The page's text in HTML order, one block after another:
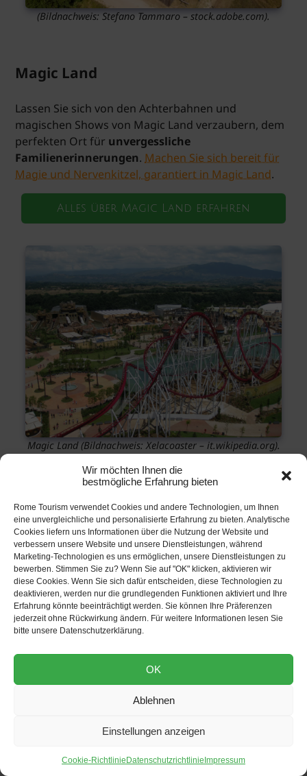
Wir möchten Ihnen die
bestmögliche Erfahrung bieten
Rome Tourism verwendet Cookies und andere Technologien, um Ihnen
eine unvergleichliche und personalisierte Erfahrung zu bieten. Analytische
Cookies liefern uns Informationen über die Nutzung der Website und
verbessern unsere Website und unsere Dienstleistungen, während
Marketing-Technologien es uns ermöglichen, unsere Dienstleistungen zu
bewerben. Stimmen Sie zu? Wenn Sie auf "OK" klicken, aktivieren wir
diese Cookies. Wenn Sie sich dafür entscheiden, diese Technologien zu
deaktivieren, werden nur die grundlegenden Funktionen aktiviert und Ihre
Erfahrung könnte beeinträchtigt werden. Sie können Ihre Präferenzen
jederzeit ohne Rückwirkung ändern. Für weitere Informationen lesen Sie
bitte unsere Datenschutzerklärung.
OK
Ablehnen
Einstellungen anzeigen
Cookie-Richtlinie Datenschutzrichtlinie Impressum
(Bildnachweis: Stefano Tammaro – stock.adobe.com).
Magic Land
Lassen Sie sich von den Achterbahnen und
magischen Shows von Magic Land verzaubern, dem
perfekten Ort für unvergessliche
Familienerinnerungen. Machen Sie sich bereit für
Magie und Nervenkitzel, garantiert in Magic Land.
Alles über Magic Land erfahren
Magic Land (Bildnachweis: Xelacoaster – it.wikipedia.org).
Zoomarine
Tauchen Sie ein in die Welt der Meere mit lehrreichen
Delfin- und Seelöwen-Shows. Ein Erlebnis, dasSpaß
und Umweltbewusstseinverbindet.Buchen Sie
Ihren Meerestagesausflug nach Zoomarinefür ein
unvergessliches Erlebnis.
Alles über Zoomarine erfahren